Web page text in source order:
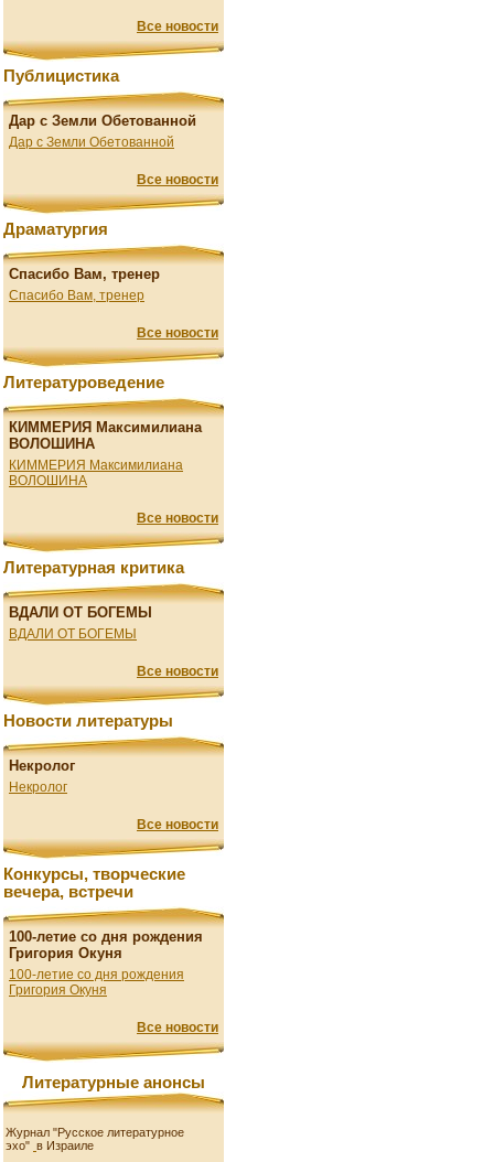
Все новости
Публицистика
Дар с Земли Обетованной
Дар с Земли Обетованной
Все новости
Драматургия
Спасибо Вам, тренер
Спасибо Вам, тренер
Все новости
Литературоведение
КИММЕРИЯ Максимилиана
ВОЛОШИНА
КИММЕРИЯ Максимилиана
ВОЛОШИНА
Все новости
Литературная критика
ВДАЛИ ОТ БОГЕМЫ
ВДАЛИ ОТ БОГЕМЫ
Все новости
Новости литературы
Некролог
Некролог
Все новости
Конкурсы, творческие
вечера, встречи
100-летие со дня рождения
Григория Окуня
100-летие со дня рождения
Григория Окуня
Все новости
Литературные анонсы
Журнал "Русское литературное
эхо" в Израиле